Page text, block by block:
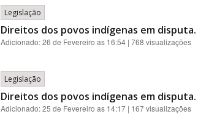
Legislação
Direitos dos povos indígenas em disputa.
Adicionado:26 de Fevereiro as 16:54 | 768 visualizações
Legislação
Direitos dos povos indígenas em disputa.
Adicionado:25 de Fevereiro as 14:17 | 167 visualizações